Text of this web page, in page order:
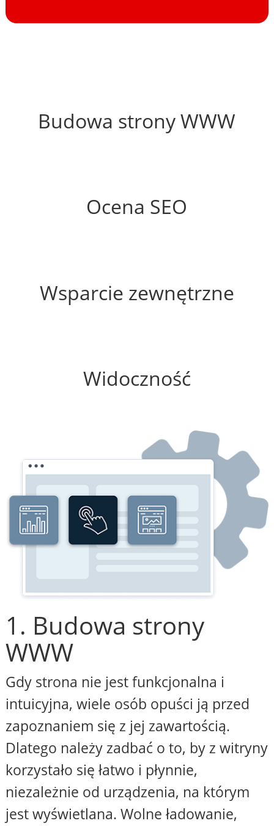
Budowa strony WWW
Ocena SEO
Wsparcie zewnętrzne
Widoczność
1. Budowa strony
WWW
Gdy strona nie jest funkcjonalna i
intuicyjna, wiele osób opuści ją przed
zapoznaniem się z jej zawartością.
Dlatego należy zadbać o to, by z witryny
korzystało się łatwo i płynnie,
niezależnie od urządzenia, na którym
jest wyświetlana. Wolne ładowanie,